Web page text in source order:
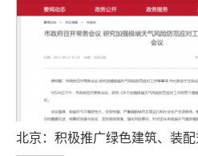
北京：积极推广绿色建筑、装